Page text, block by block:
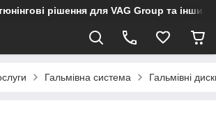
рішення для VAG Group та інших
Гальмівна система Гальмівні